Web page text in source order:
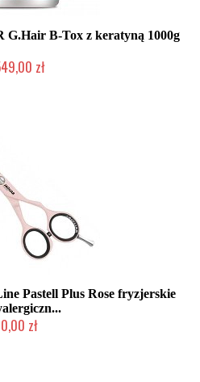
G.Hair B-Tox z keratyną 1000g
zł
Pastell Plus Rose fryzjerskie
0,00 zł